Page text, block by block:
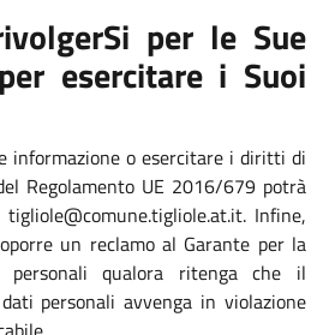
per le Sue
esercitare i Suoi
informazione o esercitare i diritti di
Regolamento UE 2016/679 potrà
Infine,
un reclamo al Garante per la
personali qualora ritenga che il
personali avvenga in violazione